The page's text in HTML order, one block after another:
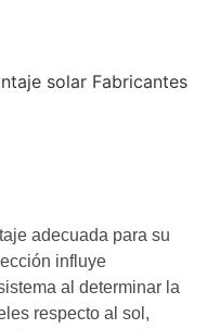
adecuada para su
influye
al determinar la
respecto al sol,